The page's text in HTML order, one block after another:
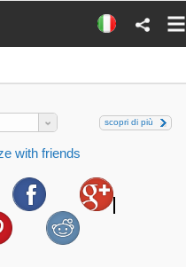
scopri di più
with friends